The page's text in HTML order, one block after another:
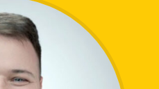
Valicon, jednoj od
tržišta u regiji, obavlja
klijenata i specijaliste za
je vodila brojne